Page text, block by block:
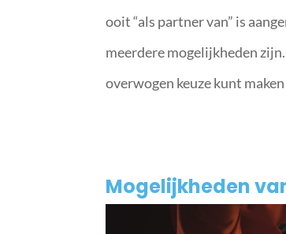
ooit “als partner van” is
meerdere mogelijkheden
overwogen keuze kunt
Mogelijkheden